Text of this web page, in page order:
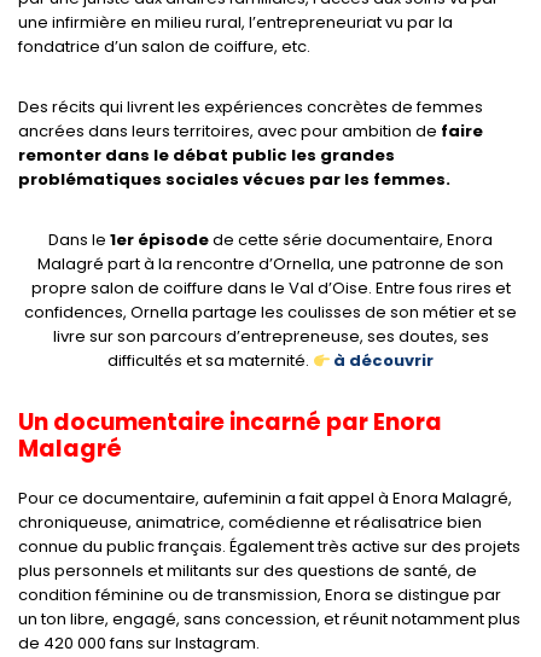
une infirmière en milieu rural, l’entrepreneuriat vu par la
fondatrice d’un salon de coiffure, etc.
Des récits qui livrent les expériences concrètes de femmes
ancrées dans leurs territoires, avec pour ambition de faire
remonter dans le débat public les grandes
problématiques sociales vécues par les femmes.
Dans le 1er épisodede cette série documentaire, Enora
Malagré part à la rencontre d’Ornella, une patronne de son
propre salon de coiffure dans le Val d’Oise. Entre fous rires et
confidences, Ornella partage les coulisses de son métier et se
livre sur son parcours d’entrepreneuse, ses doutes, ses
difficultés et sa maternité.
à découvrir
Un documentaire incarné par Enora
Malagré
Pour ce documentaire, aufeminin a fait appel à Enora Malagré,
chroniqueuse, animatrice, comédienne et réalisatrice bien
connue du public français. Également très active sur des projets
plus personnels et militants sur des questions de santé, de
condition féminine ou de transmission, Enora se distingue par
un ton libre, engagé, sans concession, et réunit notamment plus
de 420 000 fans sur Instagram.